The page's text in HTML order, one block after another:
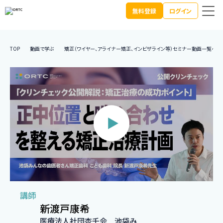
無料登録 ログイン
TOP 動画で学ぶ 矯正（ワイヤー、アライナー矯正、インビザライン等）セミナー動画一覧へ
講師
新渡戸康希
医療法人社団杏壬会 池袋み